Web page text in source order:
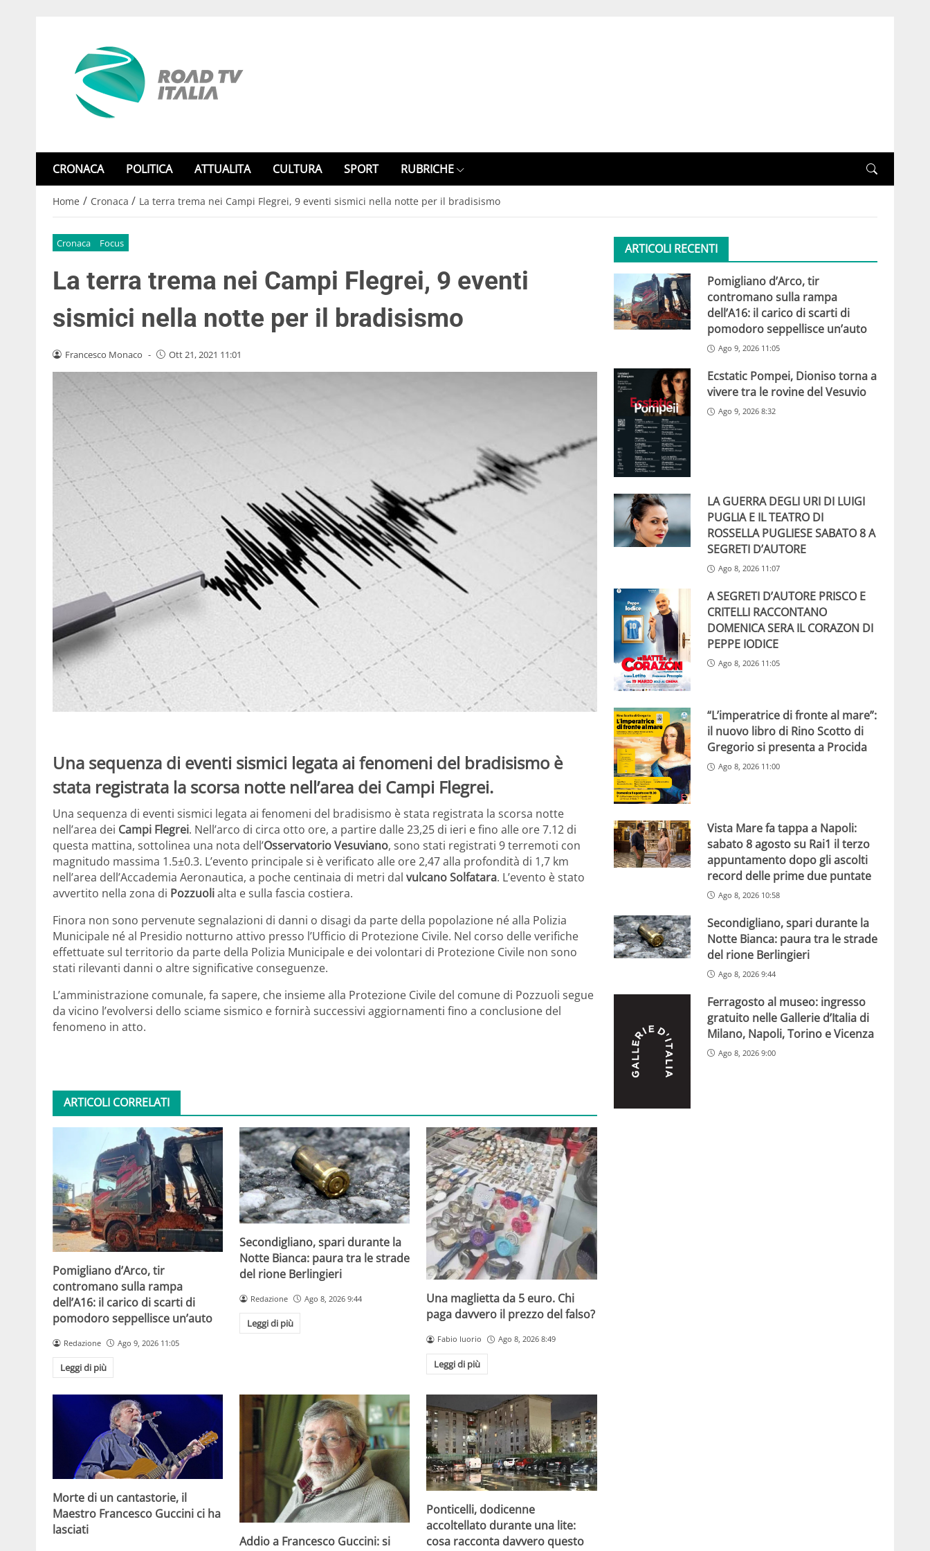
CRONACA POLITICA ATTUALITA CULTURA SPORT RUBRICHE
Home / Cronaca / La terra trema nei Campi Flegrei, 9 eventi sismici nella notte per il bradisismo
Cronaca Focus
La terra trema nei Campi Flegrei, 9 eventi
sismici nella notte per il bradisismo
Francesco Monaco - Ott 21, 2021 11:01
Una sequenza di eventi sismici legata ai fenomeni del bradisismo è
stata registrata la scorsa notte nell’area dei Campi Flegrei.
Una sequenza di eventi sismici legata ai fenomeni del bradisismo è stata registrata la scorsa notte
nell’area dei Campi Flegrei. Nell’arco di circa otto ore, a partire dalle 23,25 di ieri e fino alle ore 7.12 di
questa mattina, sottolinea una nota dell’Osservatorio Vesuviano, sono stati registrati 9 terremoti con
magnitudo massima 1.5±0.3. L’evento principale si è verificato alle ore 2,47 alla profondità di 1,7 km
nell’area dell’Accademia Aeronautica, a poche centinaia di metri dal vulcano Solfatara. L’evento è stato
avvertito nella zona di Pozzuolialta e sulla fascia costiera.
Finora non sono pervenute segnalazioni di danni o disagi da parte della popolazione né alla Polizia
Municipale né al Presidio notturno attivo presso l’Ufficio di Protezione Civile. Nel corso delle verifiche
effettuate sul territorio da parte della Polizia Municipale e dei volontari di Protezione Civile non sono
stati rilevanti danni o altre significative conseguenze.
L’amministrazione comunale, fa sapere, che insieme alla Protezione Civile del comune di Pozzuoli segue
da vicino l’evolversi dello sciame sismico e fornirà successivi aggiornamenti fino a conclusione del
fenomeno in atto.
ARTICOLI CORRELATI
Pomigliano d’Arco, tir
contromano sulla rampa
dell’A16: il carico di scarti di
pomodoro seppellisce un’auto
Redazione Ago 9, 2026 11:05
Leggi di più
Secondigliano, spari durante la
Notte Bianca: paura tra le strade
del rione Berlingieri
Redazione Ago 8, 2026 9:44
Leggi di più
Una maglietta da 5 euro. Chi
paga davvero il prezzo del falso?
Fabio Iuorio Ago 8, 2026 8:49
Leggi di più
Morte di un cantastorie, il
Maestro Francesco Guccini ci ha
lasciati
Addio a Francesco Guccini: si
Ponticelli, dodicenne
accoltellato durante una lite:
cosa racconta davvero questo
ARTICOLI RECENTI
Pomigliano d’Arco, tir
contromano sulla rampa
dell’A16: il carico di scarti di
pomodoro seppellisce un’auto
Ago 9, 2026 11:05
Ecstatic Pompei, Dioniso torna a
vivere tra le rovine del Vesuvio
Ago 9, 2026 8:32
LA GUERRA DEGLI URI DI LUIGI
PUGLIA E IL TEATRO DI
ROSSELLA PUGLIESE SABATO 8 A
SEGRETI D’AUTORE
Ago 8, 2026 11:07
A SEGRETI D’AUTORE PRISCO E
CRITELLI RACCONTANO
DOMENICA SERA IL CORAZON DI
PEPPE IODICE
Ago 8, 2026 11:05
“L’imperatrice di fronte al mare”:
il nuovo libro di Rino Scotto di
Gregorio si presenta a Procida
Ago 8, 2026 11:00
Vista Mare fa tappa a Napoli:
sabato 8 agosto su Rai1 il terzo
appuntamento dopo gli ascolti
record delle prime due puntate
Ago 8, 2026 10:58
Secondigliano, spari durante la
Notte Bianca: paura tra le strade
del rione Berlingieri
Ago 8, 2026 9:44
Ferragosto al museo: ingresso
gratuito nelle Gallerie d’Italia di
Milano, Napoli, Torino e Vicenza
Ago 8, 2026 9:00